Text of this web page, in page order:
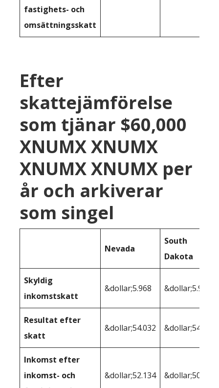
fastighets- och
omsättningsskatt
Efter
skattejämförelse
som tjänar $60,000
XNUMX XNUMX
XNUMX XNUMX per
år och arkiverar
som singel
Nevada
South
Dakota
Skyldig
inkomstskatt
&dollar;5.968 &dollar;5.968
Resultat efter
skatt
&dollar;54.032 &dollar;54.032
Inkomst efter
inkomst- och
&dollar;52.134 &dollar;50.975